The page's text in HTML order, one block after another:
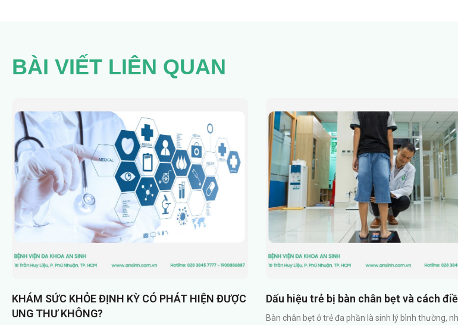
BÀI VIẾT LIÊN QUAN
KHÁM SỨC KHỎE ĐỊNH KỲ CÓ PHÁT HIỆN ĐƯỢC
UNG THƯ KHÔNG?
Dấu hiệu trẻ bị bàn chân bẹt và cách
Bàn chân bẹt ở trẻ đa phần là sinh lý bình thường,